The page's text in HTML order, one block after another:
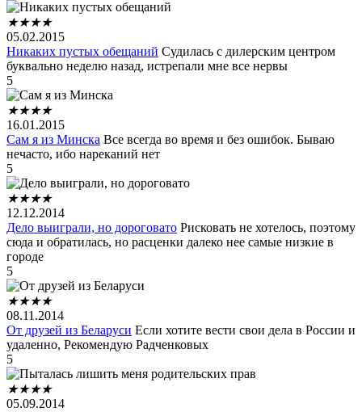
★★★★
05.02.2015
Никаких пустых обещаний Судилась с дилерским центром
буквально неделю назад, истрепали мне все нервы
5
★★★★
16.01.2015
Сам я из Минска Все всегда во время и без ошибок. Бываю
нечасто, ибо нареканий нет
5
★★★★
12.12.2014
Дело выиграли, но дороговато Рисковать не хотелось, поэтому
сюда и обратилась, но расценки далеко нее самые низкие в
городе
5
★★★★
08.11.2014
От друзей из Беларуси Если хотите вести свои дела в России и
удаленно, Рекомендую Радченковых
5
★★★★
05.09.2014